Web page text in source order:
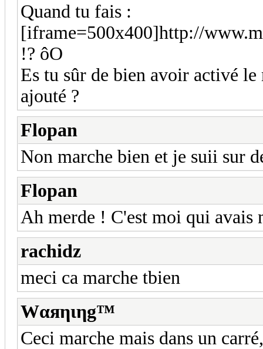
Quand tu fais :
[iframe=500x400]http://
!? ôO
Es tu sûr de bien avoir activé
ajouté ?
Flopan
Non marche bien et je suii sur
Flopan
Ah merde ! C'est moi qui avais
rachidz
meci ca marche tbien
Wαяηιηg™
Ceci marche mais dans un